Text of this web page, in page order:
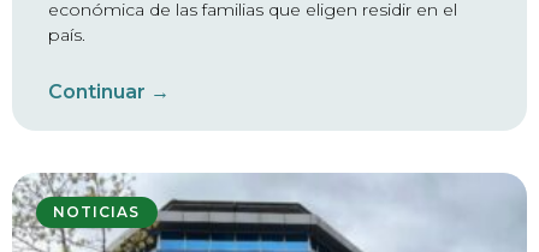
económica de las familias que eligen residir en el
país.
Continuar →
NOTICIAS